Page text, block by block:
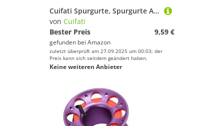
Cuifati Spurgurte, Spurgurte Ausrüstung Multi Zweck Universal TPE 1 Paar Zum Training (violett)
von Cuifati
Bester Preis
9,59 €
gefunden bei Amazon
zuletzt überprüft am 27.09.2025 um 00:03; der
Preis kann sich seitdem geändert haben.
Keine weiteren Anbieter